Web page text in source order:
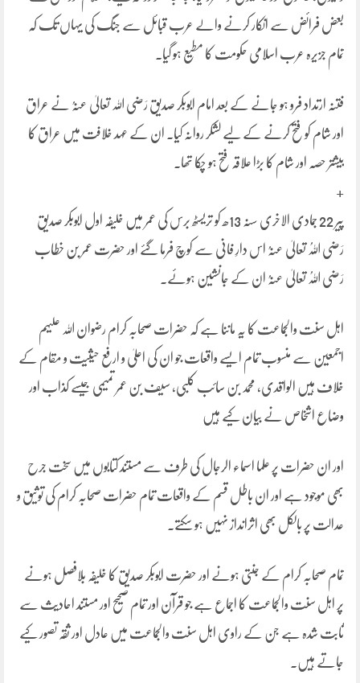
بعض فرائض سے انکار کرنے والے عرب قبائل سے جنگ کی یہاں تک کہ
تمام جزیرہ عرب اسلامی حکومت کا مطیع ہو گیا۔
فتنہ ارتداد فرو ہو جانے کے بعد امام ابوبکر صدیق رَضی اللہ تعالیٰ عنہُ نے عراق
اور شام کو فتح کرنے کے لیے لشکر روانہ کیا۔ ان کے عہد خلافت میں عراق کا
بیشتر حصہ اور شام کا بڑا علاقہ فتح ہو چکا تھا۔
+
پیر 22 جمادی الاخری سنہ 13ھ کو تریسٹھ برس کی عمر میں خلیفہ اول ابوبکر صدیق
رَضی اللہُ تعالیٰ عنہُ اس دارِ فانی سے کوچ فرما گئے اور حضرت عمر بن خطاب
رَضی اللہُ تعالیٰ عنہُ ان کے جانشین ہوئے۔
اہل سنت والجماعت کا یہ ماننا ہے کہ حضرات صحابہ کرام رضوان اللہ علیہم
اجمعین سے منسوب تمام ایسے واقعات جو ان کی اعلیٰ و ارفع حیثیت و مقام کے
خلاف ہیں الواقدی، محمد بن سائب کلبی، سیف بن عمر تمیمی جیسے کذاب اور
وضاع اشخاص نے بیان کیے ہیں
اور ان حضرات پر علما اسماء الرجال کی طرف سے مستند کتابوں میں سخت جرح
بھی موجود ہے اور ان باطل قسم کے واقعات تمام حضرات صحابہ کرام کی توثیق و
عدالت پر بالکل بھی اثرانداز نہیں ہو سکتے۔
تمام صحابہ کرام کے جنتی ہونے اور حضرت ابوبکر صدیق کا خلیفہ بلافصل ہونے
پر اہل سنت والجماعت کا اجماع ہے جو قرآن اور تمام صحیح اور مستند احادیث سے
ثابت شدہ ہے جن کے راوی اہل سنت والجماعت میں عادل اور ثقہ تصور کیے
جاتے ہیں۔